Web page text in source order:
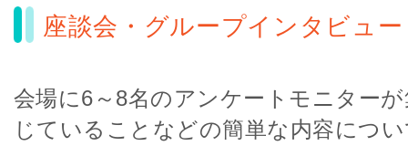
座談会・グループインタビュー
会場に6～8名のアンケートモニター
じていることなどの簡単な内容につ